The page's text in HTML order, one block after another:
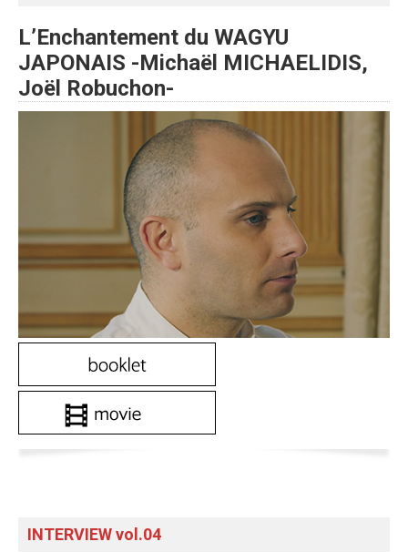
L’Enchantement du WAGYU
JAPONAIS -Michaël MICHAELIDIS,
Joël Robuchon-
INTERVIEW vol.04